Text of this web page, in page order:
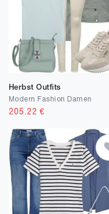
Herbst Outfits
Modern Fashion Damen
205.22 €